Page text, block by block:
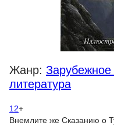
Жанр: Зарубежное
литература
12+
Внемлите же Сказанию о